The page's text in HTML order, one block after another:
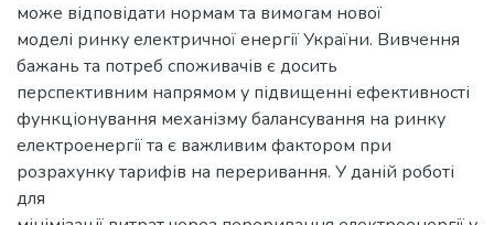
може відповідати нормам та вимогам нової
моделі ринку електричної енергії України. Вивчення
бажань та потреб споживачів є досить
перспективним напрямом у підвищенні ефективності
функціонування механізму балансування на ринку
електроенергії та є важливим фактором при
розрахунку тарифів на переривання. У даній роботі
для